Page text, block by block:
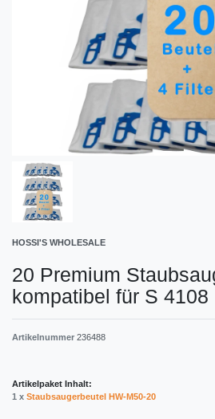
HOSSI'S WHOLESALE
20 Premium
kompatibel für S 4108
Artikelnummer 236488
Artikelpaket Inhalt:
1 x Staubsaugerbeutel HW-M50-20